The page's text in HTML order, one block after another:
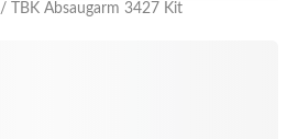
/ TBK Absaugarm 3427 Kit